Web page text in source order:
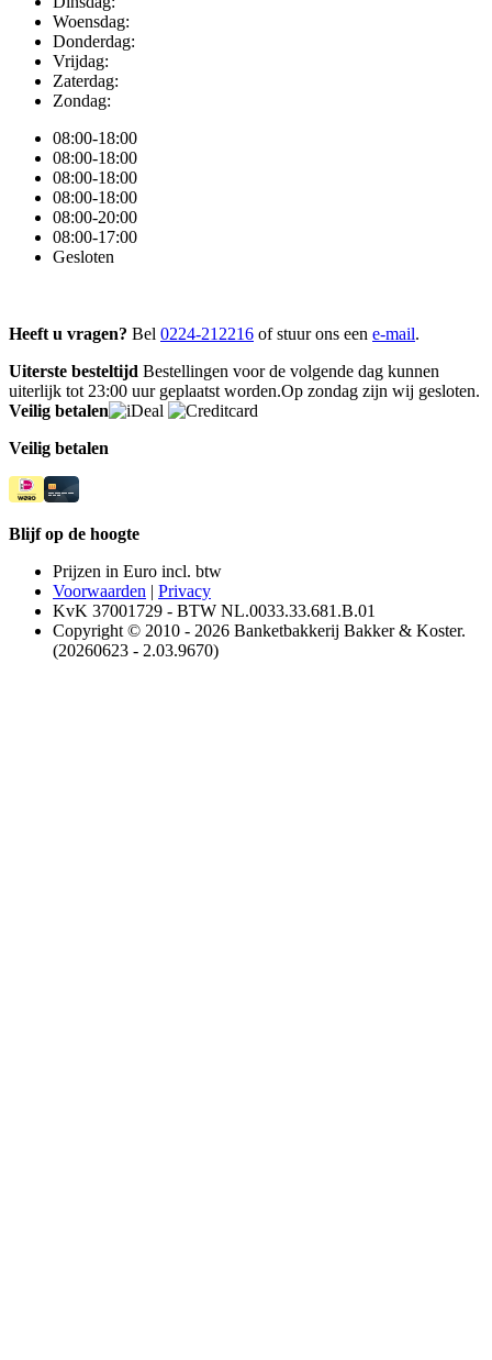
Woensdag:
Donderdag:
Vrijdag:
Zaterdag:
Zondag:
08:00-18:00
08:00-18:00
08:00-18:00
08:00-18:00
08:00-20:00
08:00-17:00
Gesloten
Heeft u vragen? Bel 0224-212216 of stuur ons een e-mail.
Uiterste besteltijd Bestellingen voor de volgende dag kunnen
uiterlijk tot 23:00 uur geplaatst worden.Op zondag zijn wij gesloten.
Veilig betalen
Veilig betalen
Blijf op de hoogte
Prijzen in Euro incl. btw
Voorwaarden | Privacy
KvK 37001729 - BTW NL.0033.33.681.B.01
Copyright © 2010 - 2026 Banketbakkerij Bakker & Koster.
(20260623 - 2.03.9670)